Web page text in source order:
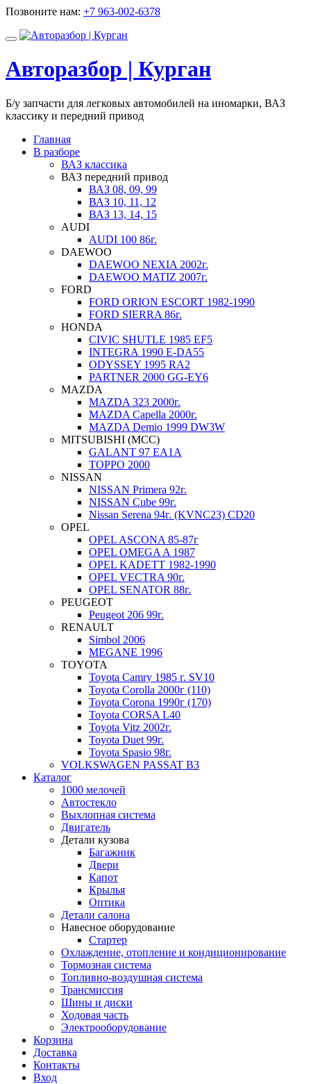
Перейти
содержимому
Позвоните нам: +7 963-002-6378
Показать/
навигацию
Авторазбор | Курган
Б/у запчасти для легковых автомобилей на иномарки, ВАЗ
классику и передний привод
Главная
В разборе
ВАЗ классика
ВАЗ передний привод
ВАЗ 08, 09, 99
ВАЗ 10, 11, 12
ВАЗ 13, 14, 15
AUDI
AUDI 100 86г.
DAEWOO
DAEWOO NEXIA 2002г.
DAEWOO MATIZ 2007г.
FORD
FORD ORION ESCORT 1982-1990
FORD SIERRA 86г.
HONDA
CIVIC SHUTLE 1985 EF5
INTEGRA 1990 E-DA55
ODYSSEY 1995 RA2
PARTNER 2000 GG-EY6
MAZDA
MAZDA 323 2000г.
MAZDA Capella 2000г.
MAZDA Demio 1999 DW3W
MITSUBISHI (MCC)
GALANT 97 EA1A
TOPPO 2000
NISSAN
NISSAN Primera 92г.
NISSAN Cube 99г.
Nissan Serena 94г. (KVNC23) CD20
OPEL
OPEL ASCONA 85-87г
OPEL OMEGA A 1987
OPEL KADETT 1982-1990
OPEL VECTRA 90г.
OPEL SENATOR 88г.
PEUGEOT
Peugeot 206 99г.
RENAULT
Simbol 2006
MEGANE 1996
TOYOTA
Toyota Camry 1985 г. SV10
Toyota Corolla 2000г (110)
Toyota Corona 1990г (170)
Toyota CORSA L40
Toyota Vitz 2002г.
Toyota Duet 99г.
Toyota Spasio 98г.
VOLKSWAGEN PASSAT B3
Каталог
1000 мелочей
Автостекло
Выхлопная система
Двигатель
Детали кузова
Багажник
Двери
Капот
Крылья
Оптика
Детали салона
Навесное оборудование
Стартер
Охлаждение, отопление и кондиционирование
Тормозная система
Топливно-воздушная система
Трансмиссия
Шины и диски
Ходовая часть
Электрооборудование
Корзина
Доставка
Контакты
Вход